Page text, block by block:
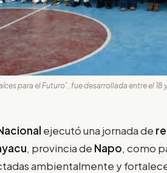
para el Futuro”, fue desarrollada entre el
ejecutó una jornada de
, provincia de Napo, como
ambientalmente y